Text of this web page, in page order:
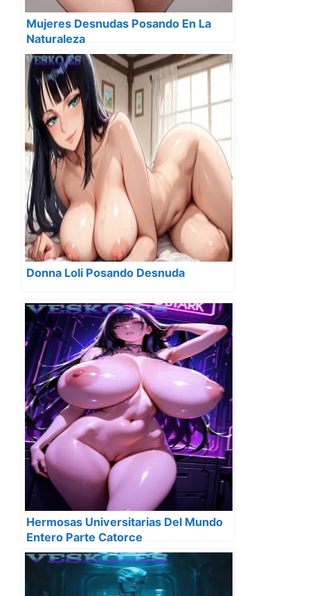
Mujeres Desnudas Posando En La
Naturaleza
Donna Loli Posando Desnuda
Hermosas Universitarias Del Mundo
Entero Parte Catorce